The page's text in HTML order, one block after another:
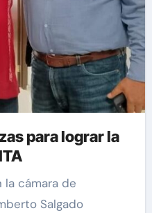
para lograr la
Salgado